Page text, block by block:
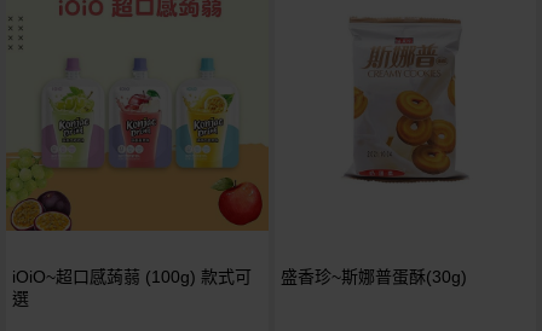
iOiO~超口感蒟蒻 (100g) 款式可
選
盛香珍~斯娜普蛋酥(30g)